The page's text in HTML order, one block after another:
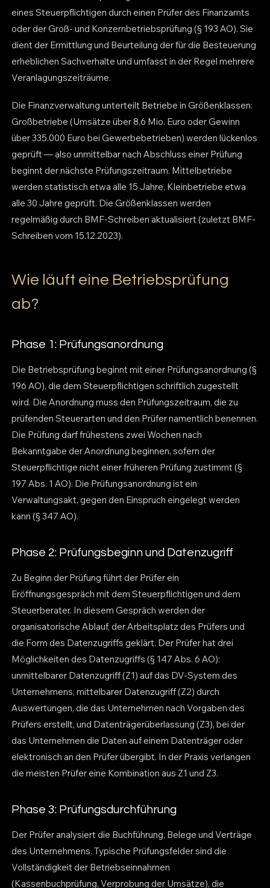
eines Steuerpflichtigen durch einen Prüfer des Finanzamts
oder der Groß- und Konzernbetriebsprüfung (§ 193 AO). Sie
dient der Ermittlung und Beurteilung der für die Besteuerung
erheblichen Sachverhalte und umfasst in der Regel mehrere
Veranlagungszeiträume.
Die Finanzverwaltung unterteilt Betriebe in Größenklassen:
Großbetriebe (Umsätze über 8,6 Mio. Euro oder Gewinn
über 335.000 Euro bei Gewerbebetrieben) werden lückenlos
geprüft — also unmittelbar nach Abschluss einer Prüfung
beginnt der nächste Prüfungszeitraum. Mittelbetriebe
werden statistisch etwa alle 15 Jahre, Kleinbetriebe etwa
alle 30 Jahre geprüft. Die Größenklassen werden
regelmäßig durch BMF-Schreiben aktualisiert (zuletzt BMF-
Schreiben vom 15.12.2023).
Wie läuft eine Betriebsprüfung
ab?
Phase 1: Prüfungsanordnung
Die Betriebsprüfung beginnt mit einer Prüfungsanordnung (§
196 AO), die dem Steuerpflichtigen schriftlich zugestellt
wird. Die Anordnung muss den Prüfungszeitraum, die zu
prüfenden Steuerarten und den Prüfer namentlich benennen.
Die Prüfung darf frühestens zwei Wochen nach
Bekanntgabe der Anordnung beginnen, sofern der
Steuerpflichtige nicht einer früheren Prüfung zustimmt (§
197 Abs. 1 AO). Die Prüfungsanordnung ist ein
Verwaltungsakt, gegen den Einspruch eingelegt werden
kann (§ 347 AO).
Phase 2: Prüfungsbeginn und Datenzugriff
Zu Beginn der Prüfung führt der Prüfer ein
Eröffnungsgespräch mit dem Steuerpflichtigen und dem
Steuerberater. In diesem Gespräch werden der
organisatorische Ablauf, der Arbeitsplatz des Prüfers und
die Form des Datenzugriffs geklärt. Der Prüfer hat drei
Möglichkeiten des Datenzugriffs (§ 147 Abs. 6 AO):
unmittelbarer Datenzugriff (Z1) auf das DV-System des
Unternehmens, mittelbarer Datenzugriff (Z2) durch
Auswertungen, die das Unternehmen nach Vorgaben des
Prüfers erstellt, und Datenträgerüberlassung (Z3), bei der
das Unternehmen die Daten auf einem Datenträger oder
elektronisch an den Prüfer übergibt. In der Praxis verlangen
die meisten Prüfer eine Kombination aus Z1 und Z3.
Phase 3: Prüfungsdurchführung
Der Prüfer analysiert die Buchführung, Belege und Verträge
des Unternehmens. Typische Prüfungsfelder sind die
Vollständigkeit der Betriebseinnahmen
(Kassenbuchprüfung, Verprobung der Umsätze), die